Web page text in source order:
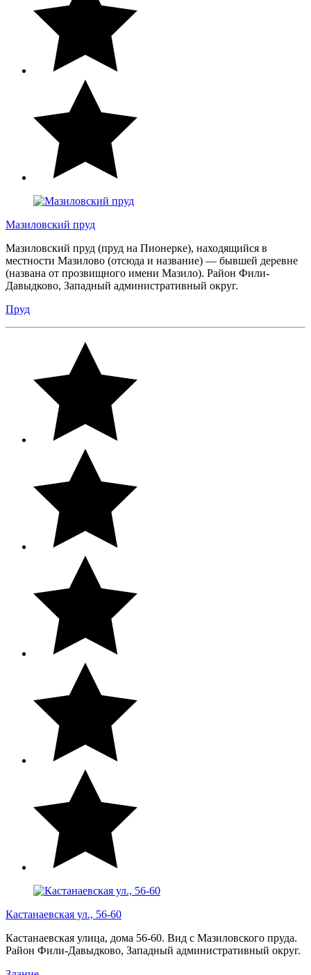
Мазиловский пруд
Мазиловский пруд (пруд на Пионерке), находящийся в
местности Мазилово (отсюда и название) — бывшей деревне
(названа от прозвищного имени Мазило). Район Фили-
Давыдково, Западный административный округ.
Пруд
Кастанаевская ул., 56-60
Кастанаевская улица, дома 56-60. Вид с Мазиловского пруда.
Район Фили-Давыдково, Западный административный округ.